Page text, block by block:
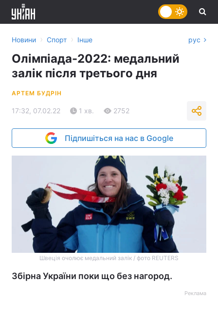
Новини › Спорт › Інше рус
Олімпіада-2022: медальний
залік після третього дня
АРТЕМ БУДРІН
17:32, 07.02.22 1 хв. 2752
Підпишіться на нас в Google
Швеція очолює медальний залік / фото REUTERS
Збірна України поки що без нагород.
Реклама